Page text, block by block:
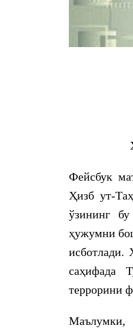
Фейсбук
Ҳизб ут-
ўзининг
ҳужумни
исботлади.
саҳифада
террорини
Маълумки,